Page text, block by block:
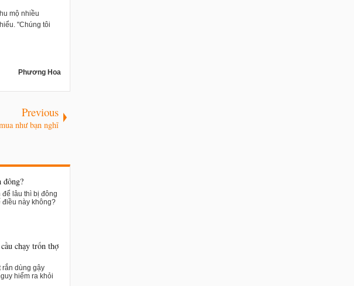
mộ nhiều
"Chúng tôi
Phương Hoa
Previous
như bạn nghĩ
đông?
lâu thì bị đông
điều này không?
chạy trốn thợ
rắn dùng gậy
hiểm ra khỏi